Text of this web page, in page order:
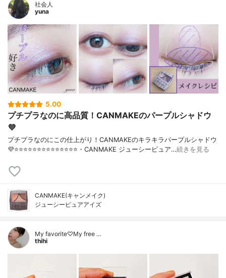
社会人
yuna
5.00
プチプラなのに高品質！CANMAKEのパープルシャドウ
💜
プチプラなのにこの仕上がり！CANMAKEのキラキラパープルシャドウ
💜⭐️⭐️⭐️⭐️⭐️⭐️⭐️⭐️⭐️⭐️⭐️⭐️⭐️⭐️・CANMAKE ジューシーピュア…続きを見る
CANMAKE(キャンメイク)
ジューシーピュアアイズ
My favorite♡My free …
thihi